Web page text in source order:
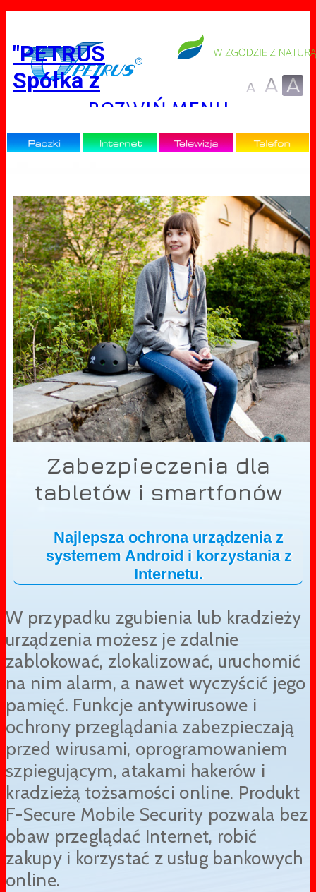
"PETRUS
Spółka z
ograniczoną
odpowiedzialnością
rozwiń menu
Zabezpieczenia dla
tabletów i smartfonów
Najlepsza ochrona urządzenia z
systemem Android i korzystania z
Internetu.
W przypadku zgubienia lub kradzieży
urządzenia możesz je zdalnie
zablokować, zlokalizować, uruchomić
na nim alarm, a nawet wyczyścić jego
pamięć. Funkcje antywirusowe i
ochrony przeglądania zabezpieczają
przed wirusami, oprogramowaniem
szpiegującym, atakami hakerów i
kradzieżą tożsamości online. Produkt
F-Secure Mobile Security pozwala bez
obaw przeglądać Internet, robić
zakupy i korzystać z usług bankowych
online.